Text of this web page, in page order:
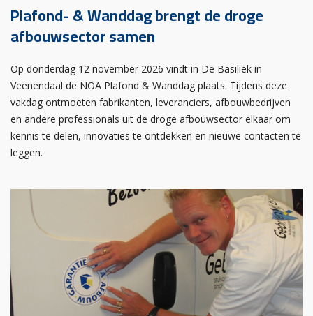
Plafond- & Wanddag brengt de droge
afbouwsector samen
Op donderdag 12 november 2026 vindt in De Basiliek in
Veenendaal de NOA Plafond & Wanddag plaats. Tijdens deze
vakdag ontmoeten fabrikanten, leveranciers, afbouwbedrijven
en andere professionals uit de droge afbouwsector elkaar om
kennis te delen, innovaties te ontdekken en nieuwe contacten te
leggen.